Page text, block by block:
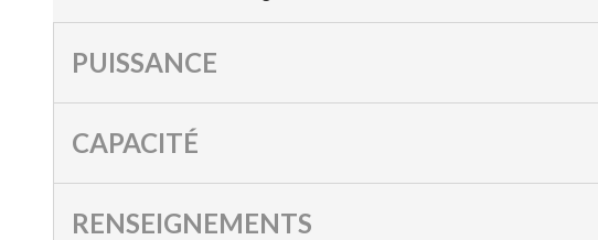
PUISSANCE
CAPACITÉ
RENSEIGNEMENTS